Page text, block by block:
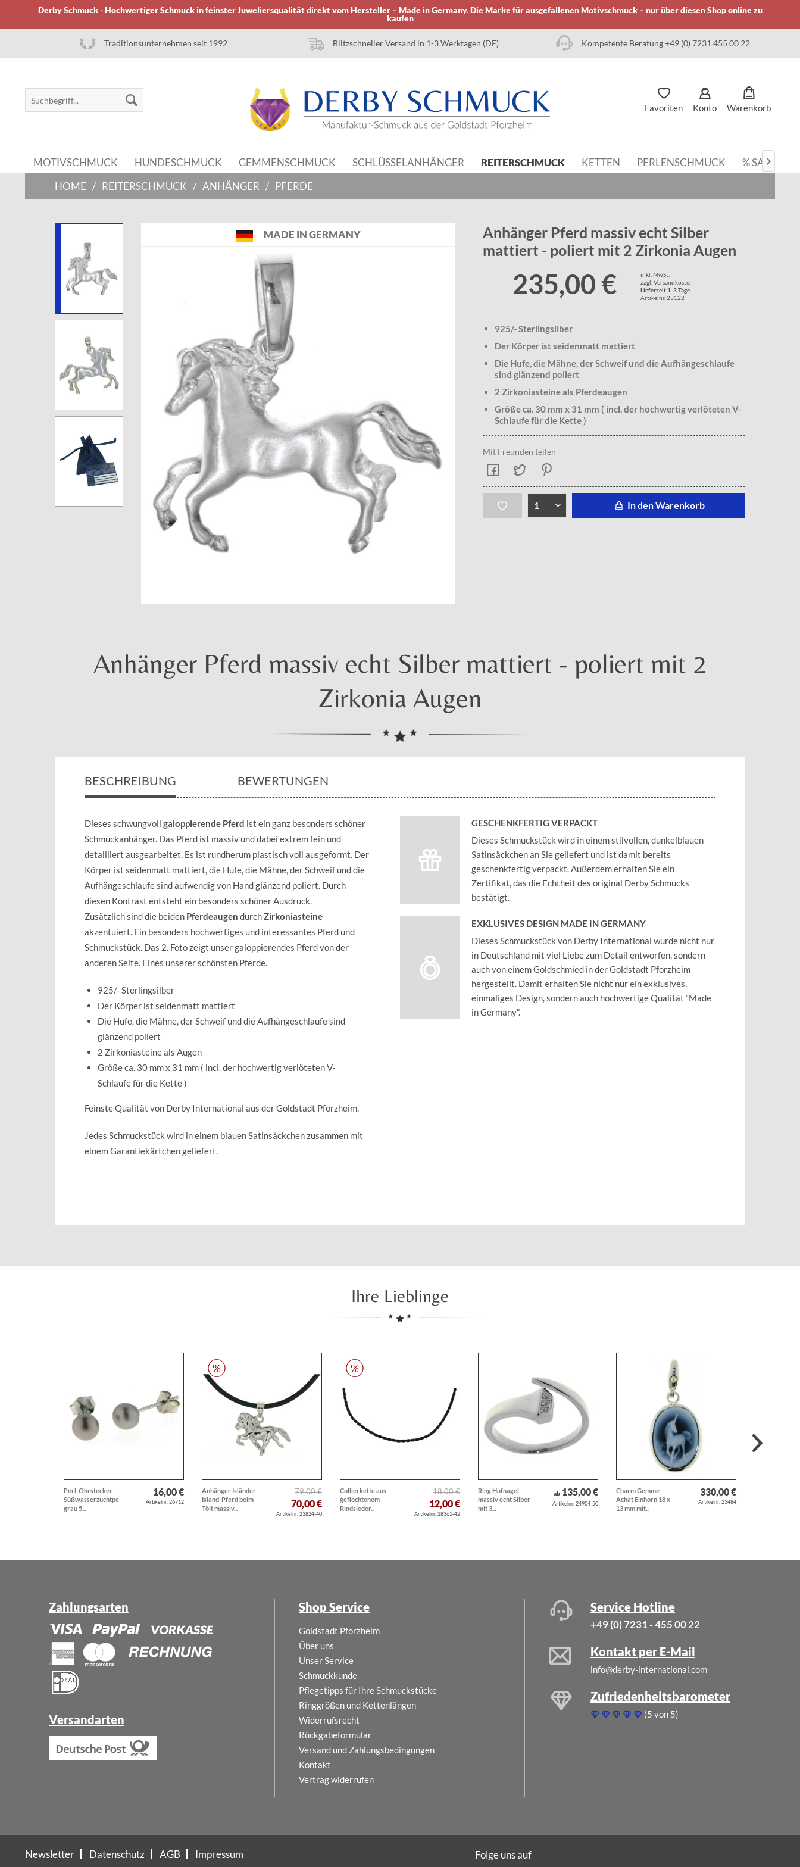
Derby Schmuck - Hochwertiger Schmuck in feinster Juweliersqualität direkt vom Hersteller – Made in Germany. Die Marke für ausgefallenen Motivschmuck – nur über diesen Shop online zu
kaufen
Traditionsunternehmen seit 1992 Blitzschneller Versand in 1-3 Werktagen (DE) Kompetente Beratung +49 (0) 7231 455 00 22
Favoriten Konto Warenkorb
MOTIVSCHMUCK HUNDESCHMUCK GEMMENSCHMUCK SCHLÜSSELANHÄNGER REITERSCHMUCK KETTEN PERLENSCHMUCK % SALE

HOME / REITERSCHMUCK / ANHÄNGER / PFERDE
MADE IN GERMANY
Anhänger Pferd massiv echt Silber
mattiert - poliert mit 2 Zirkonia Augen
235,00 €
inkl. MwSt.
zzgl. Versandkosten
Lieferzeit 1-3 Tage
Artikelnr. 23122
925/- Sterlingsilber
Der Körper ist seidenmatt mattiert
Die Hufe, die Mähne, der Schweif und die Aufhängeschlaufe
sind glänzend poliert
2 Zirkoniasteine als Pferdeaugen
Größe ca. 30 mm x 31 mm ( incl. der hochwertig verlöteten V-
Schlaufe für die Kette )
Mit Freunden teilen
In den Warenkorb
Anhänger Pferd massiv echt Silber mattiert - poliert mit 2
Zirkonia Augen
BESCHREIBUNG BEWERTUNGEN
Dieses schwungvoll galoppierende Pferd ist ein ganz besonders schöner
Schmuckanhänger. Das Pferd ist massiv und dabei extrem fein und
detailliert ausgearbeitet. Es ist rundherum plastisch voll ausgeformt. Der
Körper ist seidenmatt mattiert, die Hufe, die Mähne, der Schweif und die
Aufhängeschlaufe sind aufwendig von Hand glänzend poliert. Durch
diesen Kontrast entsteht ein besonders schöner Ausdruck.
Zusätzlich sind die beiden Pferdeaugen durchZirkoniasteine
akzentuiert. Ein besonders hochwertiges und interessantes Pferd und
Schmuckstück. Das 2. Foto zeigt unser galoppierendes Pferd von der
anderen Seite. Eines unserer schönsten Pferde.
925/- Sterlingsilber
Der Körper ist seidenmatt mattiert
Die Hufe, die Mähne, der Schweif und die Aufhängeschlaufe sind
glänzend poliert
2 Zirkoniasteine als Augen
Größe ca. 30 mm x 31 mm ( incl. der hochwertig verlöteten V-
Schlaufe für die Kette )
Feinste Qualität von Derby International aus der Goldstadt Pforzheim.
Jedes Schmuckstück wird in einem blauen Satinsäckchen zusammen mit
einem Garantiekärtchen geliefert.
GESCHENKFERTIG VERPACKT
Dieses Schmuckstück wird in einem stilvollen, dunkelblauen
Satinsäckchen an Sie geliefert und ist damit bereits
geschenkfertig verpackt. Außerdem erhalten Sie ein
Zertifikat, das die Echtheit des original Derby Schmucks
bestätigt.
EXKLUSIVES DESIGN MADE IN GERMANY
Dieses Schmuckstück von Derby International wurde nicht nur
in Deutschland mit viel Liebe zum Detail entworfen, sondern
auch von einem Goldschmied in der Goldstadt Pforzheim
hergestellt. Damit erhalten Sie nicht nur ein exklusives,
einmaliges Design, sondern auch hochwertige Qualität “Made
in Germany”.
Ihre Lieblinge
Perl-Ohrstecker -
Süßwasserzuchtperlen
grau 5...
16,00 €
Artikelnr. 26712
Anhänger Isländer
Island-Pferd beim
Tölt massiv...
79,00 €
70,00 €
Artikelnr. 23824-40
Collierkette aus
geflochtenem
Rindsleder...
18,00 €
12,00 €
Artikelnr. 28365-42
Ring Hufnagel
massiv echt Silber
mit 3...
ab 135,00 €
Artikelnr. 24904-50
Charm Gemme
Achat Einhorn 18 x
13 mm mit...
330,00 €
Artikelnr. 23484
Zahlungsarten
Versandarten
Shop Service
Goldstadt Pforzheim
Über uns
Unser Service
Schmuckkunde
Pflegetipps für Ihre Schmuckstücke
Ringgrößen und Kettenlängen
Widerrufsrecht
Rückgabeformular
Versand und Zahlungsbedingungen
Kontakt
Vertrag widerrufen
Service Hotline
+49 (0) 7231 - 455 00 22
Kontakt per E-Mail
info@derby-international.com
Zufriedenheitsbarometer
(5 von 5)
Newsletter Datenschutz AGB Impressum Folge uns auf